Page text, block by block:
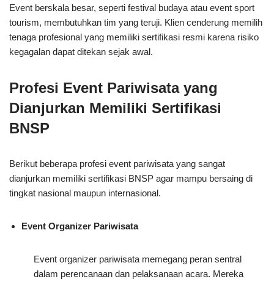
Event berskala besar, seperti festival budaya atau event sport
tourism, membutuhkan tim yang teruji. Klien cenderung memilih
tenaga profesional yang memiliki sertifikasi resmi karena risiko
kegagalan dapat ditekan sejak awal.
Profesi Event Pariwisata yang
Dianjurkan Memiliki Sertifikasi
BNSP
Berikut beberapa profesi event pariwisata yang sangat
dianjurkan memiliki sertifikasi BNSP agar mampu bersaing di
tingkat nasional maupun internasional.
Event Organizer Pariwisata
Event organizer pariwisata memegang peran sentral
dalam perencanaan dan pelaksanaan acara. Mereka